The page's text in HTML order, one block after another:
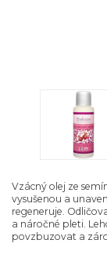
Vzácný olej ze
vysušenou a
regeneruje.
a náročné pleti.
povzbuzovat a